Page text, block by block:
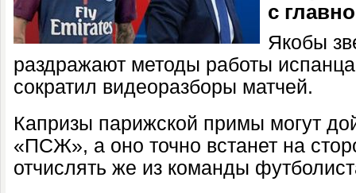
с
Якобы
раздражают методы работы
сократил видеоразборы матчей.
Капризы парижской примы могут
«ПСЖ», а оно точно встанет на
отчислять же из команды